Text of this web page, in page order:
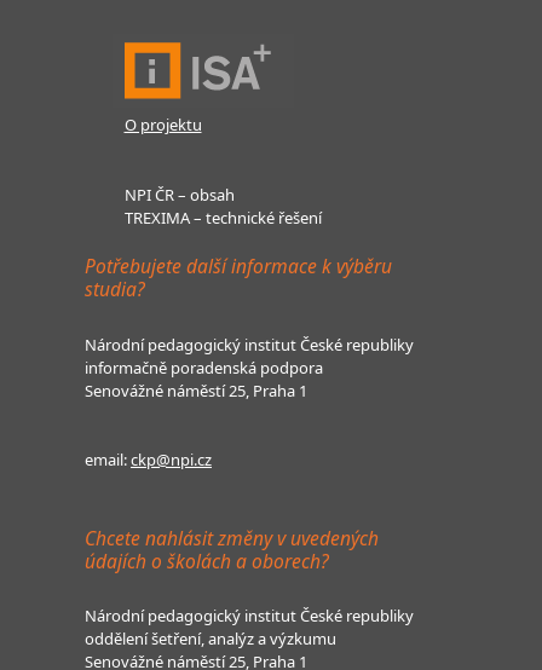
O projektu
NPI ČR – obsah
TREXIMA – technické řešení
Potřebujete další informace k výběru
studia?
Národní pedagogický institut České republiky
informačně poradenská podpora
Senovážné náměstí 25, Praha 1
email:ckp@npi.cz
Chcete nahlásit změny v uvedených
údajích o školách a oborech?
Národní pedagogický institut České republiky
oddělení šetření, analýz a výzkumu
Senovážné náměstí 25, Praha 1